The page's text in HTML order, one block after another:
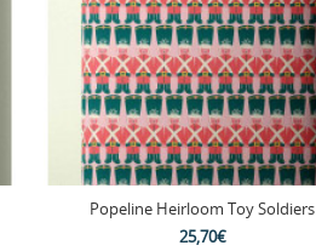
Popeline Heirloom Toy Soldiers
25,70€